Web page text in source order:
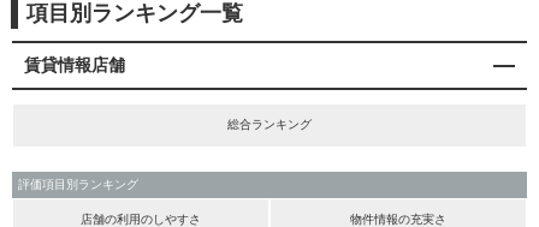
項目別ランキング一覧
賃貸情報店舗
総合ランキング
評価項目別ランキング
店舗の利用のしやすさ 物件情報の充実さ